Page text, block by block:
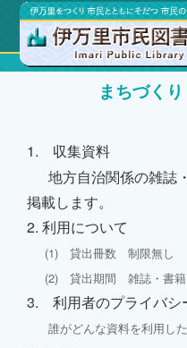
まちづく
1. 収集資料
地方自治関係の雑誌
掲載します。
2. 利用について
(1) 貸出冊数 制限無し
(2) 貸出期間 雑誌・書籍
3. 利用者のプライバシ
誰がどんな資料を利用し